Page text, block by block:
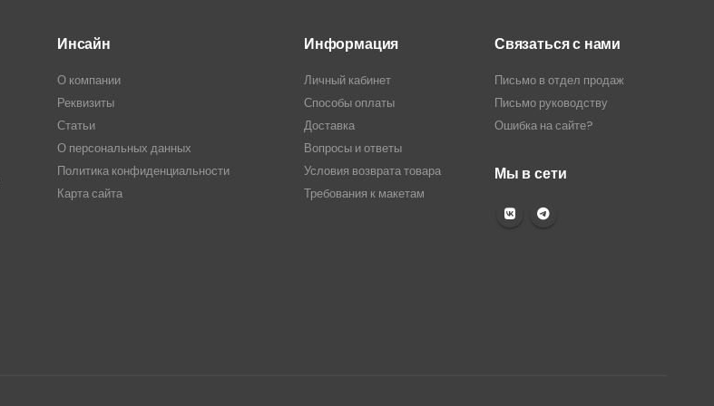
Инсайн
О компании
Реквизиты
Статьи
О персональных данных
Политика конфиденциальности
Карта сайта
Информация
Личный кабинет
Способы оплаты
Доставка
Вопросы и ответы
Условия возврата товара
Требования к макетам
Связаться с нами
Письмо в отдел продаж
Письмо руководству
Ошибка на сайте?
Мы в сети